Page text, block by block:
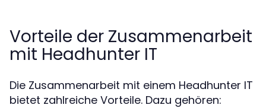
Vorteile der Zusammenarbeit
mit Headhunter IT
Die Zusammenarbeit mit einem Headhunter IT
bietet zahlreiche Vorteile. Dazu gehören: